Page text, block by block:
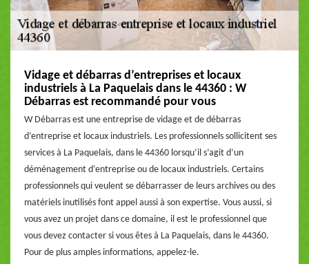
Vidage et débarras d’entreprises et locaux
industriels à La Paquelais dans le 44360 : W
Débarras est recommandé pour vous
W Débarras est une entreprise de vidage et de débarras
d’entreprise et locaux industriels. Les professionnels sollicitent ses
services à La Paquelais, dans le 44360 lorsqu’il s’agit d’un
déménagement d’entreprise ou de locaux industriels. Certains
professionnels qui veulent se débarrasser de leurs archives ou des
matériels inutilisés font appel aussi à son expertise. Vous aussi, si
vous avez un projet dans ce domaine, il est le professionnel que
vous devez contacter si vous êtes à La Paquelais, dans le 44360.
Pour de plus amples informations, appelez-le.